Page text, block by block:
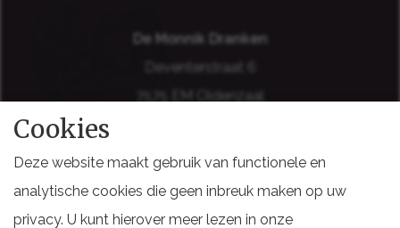
De Monnik Dranken
Deventerstraat 6
7575 EM Oldenzaal
Cookies
Deze website maakt gebruik van functionele en
analytische cookies die geen inbreuk maken op uw
privacy. U kunt hierover meer lezen in onze